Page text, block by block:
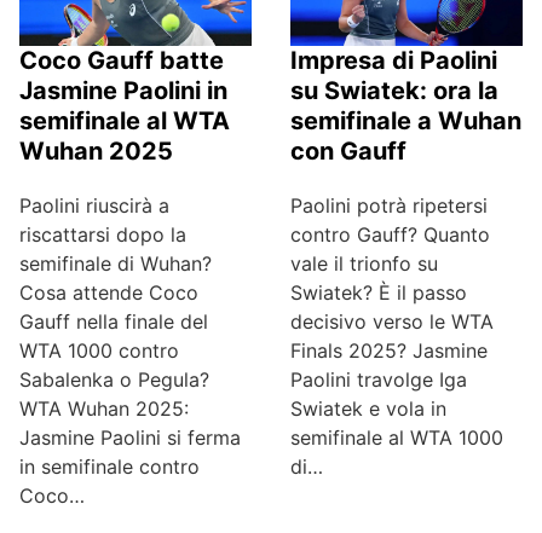
Coco Gauff batte
Jasmine Paolini in
semifinale al WTA
Wuhan 2025
Paolini riuscirà a
riscattarsi dopo la
semifinale di Wuhan?
Cosa attende Coco
Gauff nella finale del
WTA 1000 contro
Sabalenka o Pegula?
WTA Wuhan 2025:
Jasmine Paolini si ferma
in semifinale contro
Coco…
Impresa di Paolini
su Swiatek: ora la
semifinale a Wuhan
con Gauff
Paolini potrà ripetersi
contro Gauff? Quanto
vale il trionfo su
Swiatek? È il passo
decisivo verso le WTA
Finals 2025? Jasmine
Paolini travolge Iga
Swiatek e vola in
semifinale al WTA 1000
di…